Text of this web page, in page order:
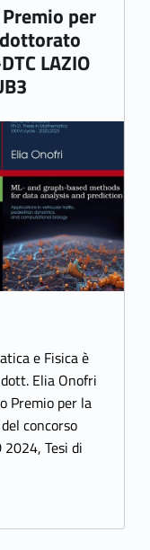
per
LAZIO
e Fisica è
Elia Onofri
Premio per la
concorso
2024, Tesi di